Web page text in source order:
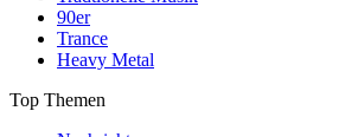
90er
Trance
Heavy Metal
Top Themen